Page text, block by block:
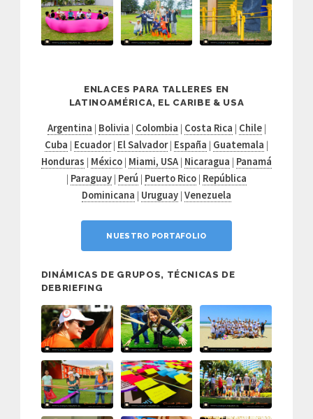
ENLACES PARA TALLERES EN
LATINOAMÉRICA, EL CARIBE & USA
Argentina | Bolivia | Colombia | Costa Rica | Chile|
Cuba | Ecuador| El Salvador| España | Guatemala |
Honduras | México | Miami, USA | Nicaragua | Panamá
| Paraguay | Perú | Puerto Rico | República
Dominicana | Uruguay | Venezuela
NUESTRO PORTAFOLIO
DINÁMICAS DE GRUPOS, TÉCNICAS DE
DEBRIEFING